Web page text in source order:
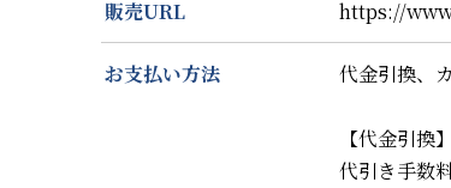
販売URL https://
お支払い方法 代金引換、
【代金引換】
代引き手数